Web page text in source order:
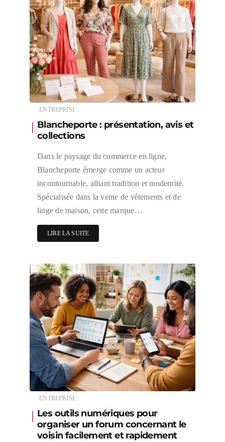
ENTREPRISE
Blancheporte : présentation, avis et
collections
Dans le paysage du commerce en ligne,
Blancheporte émerge comme un acteur
incontournable, alliant tradition et modernité.
Spécialisée dans la vente de vêtements et de
linge de maison, cette marque…
LIRE LA SUITE
ENTREPRISE
Les outils numériques pour
organiser un forum concernant le
voisin facilement et rapidement